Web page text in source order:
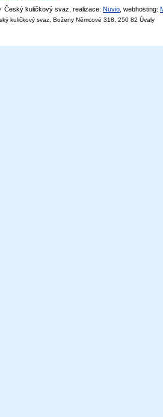
Český kuličkový svaz, realizace: Nuvio , webhosting:
kuličkový svaz, Boženy Němcové 318, 250 82 Úvaly